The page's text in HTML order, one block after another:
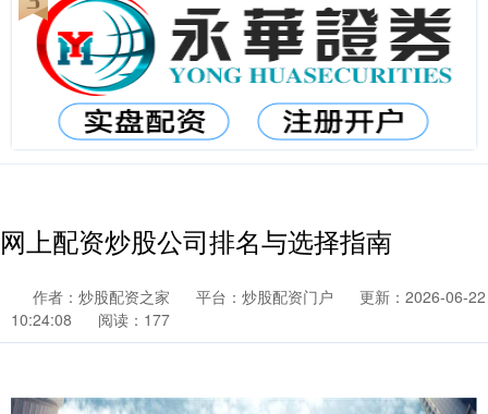
网上配资炒股公司排名与选择指南
作者：炒股配资之家 平台：炒股配资门户
更新：2026-06-22
10:24:08
阅读：177